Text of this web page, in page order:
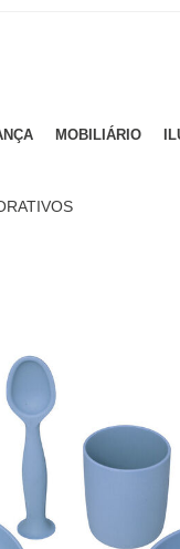
MOBILIÁRIO